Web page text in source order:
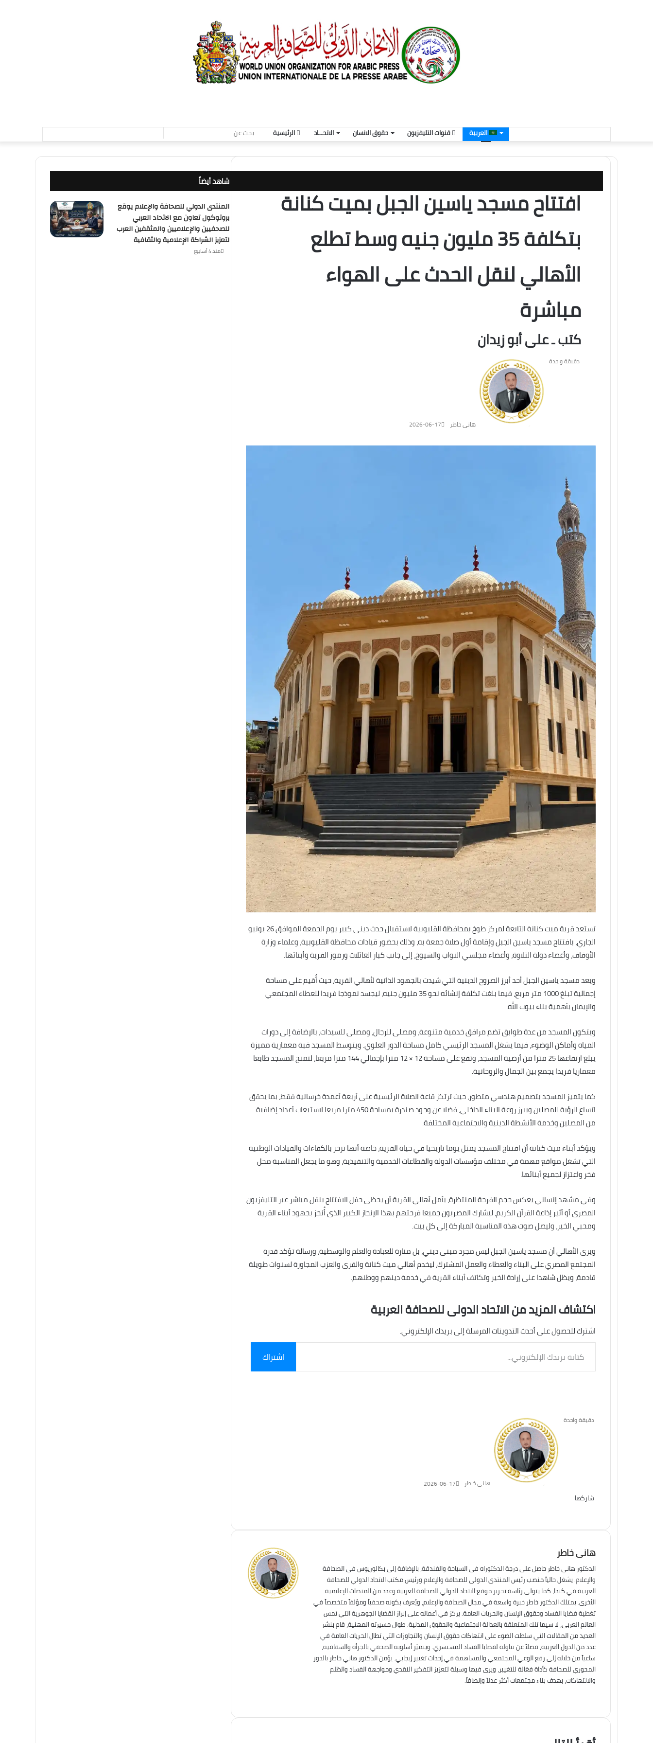
الرئيسية الاتحـــاد حقوق الانسان قنوات التليفزيون العربية
بحث
افتتاح مسجد ياسين الجبل بميت كنانة
بتكلفة 35 مليون جنيه وسط تطلع
الأهالي لنقل الحدث على الهواء
مباشرة
كتب ـ على أبو زيدان
هانى خاطر 2026-06-17
دقيقة واحدة
تستعد قرية ميت كنانة التابعة لمركز طوخ بمحافظة القليوبية لاستقبال حدث ديني كبير يوم الجمعة الموافق 26 يونيو
الجاري، بافتتاح مسجد ياسين الجبل وإقامة أول صلاة جمعة به، وذلك بحضور قيادات محافظة القليوبية، وعلماء وزارة
الأوقاف، وأعضاء دولة التلاوة، وأعضاء مجلسي النواب والشيوخ، إلى جانب كبار العائلات ورموز القرية وأبنائها.
ويعد مسجد ياسين الجبل أحد أبرز الصروح الدينية التي شيدت بالجهود الذاتية لأهالي القرية، حيث أُقيم على مساحة
إجمالية تبلغ 1000 متر مربع، فيما بلغت تكلفة إنشائه نحو 35 مليون جنيه، ليجسد نموذجا فريدا للعطاء المجتمعي
والإيمان بأهمية بناء بيوت الله.
ويتكون المسجد من عدة طوابق تضم مرافق خدمية متنوعة، ومصلى للرجال، ومصلى للسيدات، بالإضافة إلى دورات
المياه وأماكن الوضوء، فيما يشغل المسجد الرئيسي كامل مساحة الدور العلوي. ويتوسط المسجد قبة معمارية مميزة
يبلغ ارتفاعها 25 مترا من أرضية المسجد، وتقع على مساحة 12 × 12 مترا بإجمالي 144 مترا مربعا، لتمنح المسجد طابعا
معماريا فريدا يجمع بين الجمال والروحانية.
كما يتميز المسجد بتصميم هندسي متطور، حيث ترتكز قاعة الصلاة الرئيسية على أربعة أعمدة خرسانية فقط، بما يحقق
اتساع الرؤية للمصلين ويبرز روعة البناء الداخلي، فضلا عن وجود صندرة بمساحة 450 مترا مربعا لاستيعاب أعداد إضافية
من المصلين وخدمة الأنشطة الدينية والاجتماعية المختلفة.
ويؤكد أبناء ميت كنانة أن افتتاح المسجد يمثل يوما تاريخيا في حياة القرية، خاصة أنها تزخر بالكفاءات والقيادات الوطنية
التي تشغل مواقع مهمة في مختلف مؤسسات الدولة والقطاعات الخدمية والتنفيذية، وهو ما يجعل المناسبة محل
فخر واعتزاز لجميع أبنائها.
وفي مشهد إنساني يعكس حجم الفرحة المنتظرة، يأمل أهالي القرية أن يحظى حفل الافتتاح بنقل مباشر عبر التليفزيون
المصري أو أثير إذاعة القرآن الكريم، ليشارك المصريون جميعا فرحتهم بهذا الإنجاز الكبير الذي أُنجز بجهود أبناء القرية
ومحبي الخير، وليصل صوت هذه المناسبة المباركة إلى كل بيت.
ويرى الأهالي أن مسجد ياسين الجبل ليس مجرد مبنى ديني، بل منارة للعبادة والعلم والوسطية، ورسالة تؤكد قدرة
المجتمع المصري على البناء والعطاء والعمل المشترك، ليخدم أهالي ميت كنانة والقرى والعزب المجاورة لسنوات طويلة
قادمة، ويظل شاهدا على إرادة الخير وتكاتف أبناء القرية في خدمة دينهم ووطنهم.
اكتشاف المزيد من الاتحاد الدولى للصحافة العربية
اشترك للحصول على أحدث التدوينات المرسلة إلى بريدك الإلكتروني.
الإلكتروني...
اشتراك
هانى خاطر 2026-06-17
دقيقة واحدة
شاركها
هانى خاطر
الدكتور هاني خاطر حاصل على درجة الدكتوراه في السياحة والفندقة، بالإضافة إلى بكالوريوس في الصحافة
والإعلام. يشغل حالياً منصب رئيس المنتدى الدولى للصحافة والإعلام ورئيس مكتب الاتحاد الدولي للصحافة
العربية في كندا، كما يتولى رئاسة تحرير موقع الاتحاد الدولي للصحافة العربية وعدد من المنصات الإعلامية
الأخرى. يمتلك الدكتور خاطر خبرة واسعة في مجال الصحافة والإعلام، ويُعرف بكونه صحفياً ومؤلفاً متخصصاً في
تغطية قضايا الفساد وحقوق الإنسان والحريات العامة. يركز في أعماله على إبراز القضايا الجوهرية التي تمس
العالم العربي، لا سيما تلك المتعلقة بالعدالة الاجتماعية والحقوق المدنية. طوال مسيرته المهنية، قام بنشر
العديد من المقالات التي سلطت الضوء على انتهاكات حقوق الإنسان والتجاوزات التي تطال الحريات العامة في
عدد من الدول العربية، فضلاً عن تناوله لقضايا الفساد المستشري. ويتميّز أسلوبه الصحفي بالجرأة والشفافية،
ساعياً من خلاله إلى رفع الوعي المجتمعي والمساهمة في إحداث تغيير إيجابي. يؤمن الدكتور هاني خاطر بالدور
المحوري للصحافة كأداة فعّالة للتغيير، ويرى فيها وسيلة لتعزيز التفكير النقدي ومواجهة الفساد والظلم
والانتهاكات، بهدف بناء مجتمعات أكثر عدلاً وإنصافاً.
شاهد أيضاً
إغلاق
المنتدى الدولي للصحافة والإعلام يوقع
بروتوكول تعاون مع الاتحاد العربي
للصحفيين والإعلاميين والمثقفين العرب
لتعزيز الشراكة الإعلامية والثقافية
منذ 4 أسابيع